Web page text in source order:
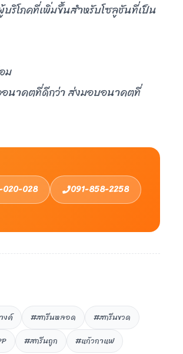
โภคที่เพิ่มขึ้นสําหรับโซลูชันที่เป็น
ม
อนาคตที่ดีกว่า ส่งมอบอนาคตที่
020-028 091-858-2258
งค์ #สกรีนหลอด
#สกรีนขวด
#สกรีนถูก #แก้วกาแฟ